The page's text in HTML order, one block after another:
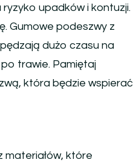
upadków i kontuzji.
Gumowe podeszwy z
dużo czasu na
trawie. Pamiętaj
która będzie wspierać
materiałów, które